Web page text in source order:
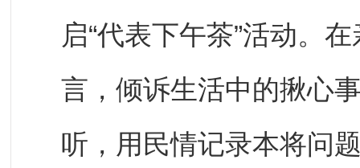
启“代表下午茶”活动。
言，倾诉生活中的揪心
听，用民情记录本将问